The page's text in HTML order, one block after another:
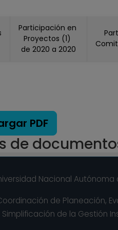
Participación en
Proyectos (1)
de 2020 a 2020
PDF
Nacional Autónoma
de Planeación,
Simplificación de la Gestión